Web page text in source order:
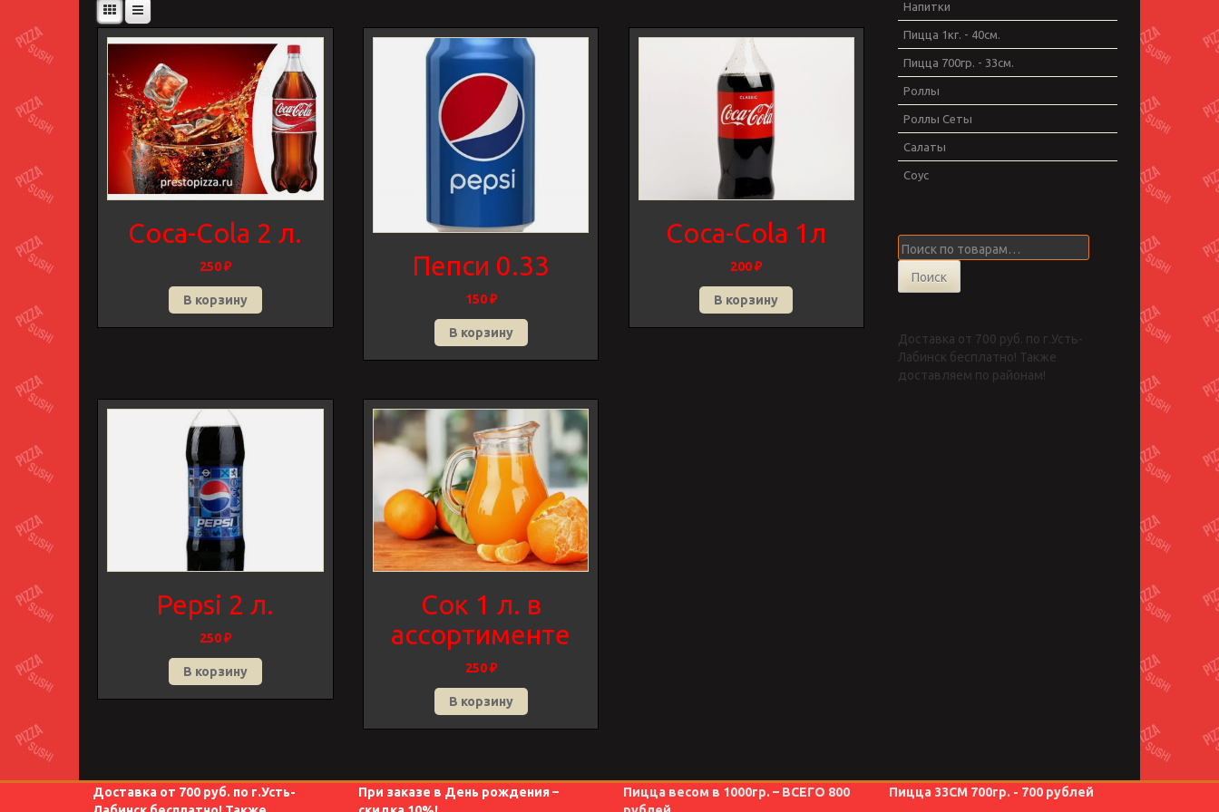
Coca-Cola 2 л.
250₽
В корзину
Пепси 0.33
150₽
В корзину
Coca-Cola 1л
200₽
В корзину
Pepsi 2 л.
250₽
В корзину
Сок 1 л. в
ассортименте
250₽
В корзину
Напитки
Пицца 1кг. - 40см.
Пицца 700гр. - 33см.
Роллы
Роллы Сеты
Салаты
Соус
Искать:
Поиск
Доставка от 700 руб. по г.Усть-
Лабинск бесплатно! Также
доставляем по районам!
Доставка от 700 руб. по г.Усть-
При заказе в День рождения –
Пицца весом в 1000гр. – ВСЕГО 800
Пицца 33СМ 700гр. - 700 рублей